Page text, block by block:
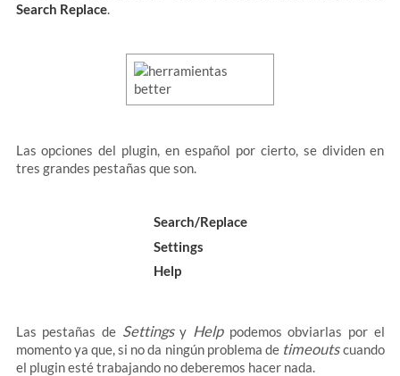
Search Replace.
Las opciones del plugin, en español por cierto, se dividen en
tres grandes pestañas que son.
Search/Replace
Settings
Help
Las pestañas de Settingsy Helppodemos obviarlas por el
momento ya que, si no da ningún problema de timeoutscuando
el plugin esté trabajando no deberemos hacer nada.